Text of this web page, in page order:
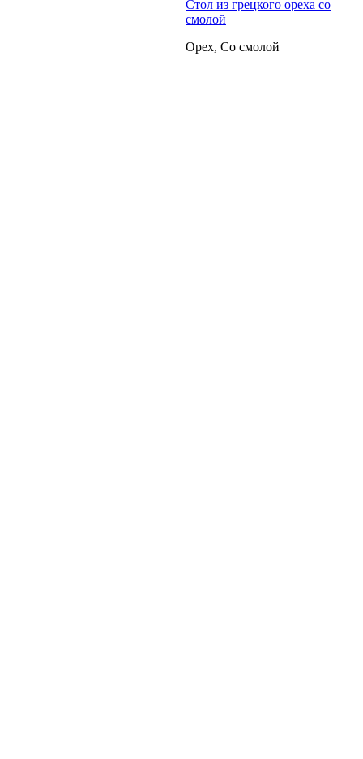
Стол из грецкого ореха со
смолой
Орех, Со смолой